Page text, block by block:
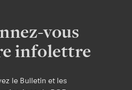
vous
infolettre
le Bulletin et les